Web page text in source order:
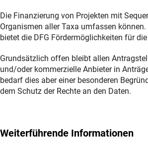
Die Finanzierung von Projekten mit
Organismen aller Taxa umfassen
bietet die DFG Fördermöglichkeiten für
Grundsätzlich offen bleibt allen
und/oder kommerzielle Anbieter in
bedarf dies aber einer besonderen
dem Schutz der Rechte an den Daten.
Weiterführende Informationen